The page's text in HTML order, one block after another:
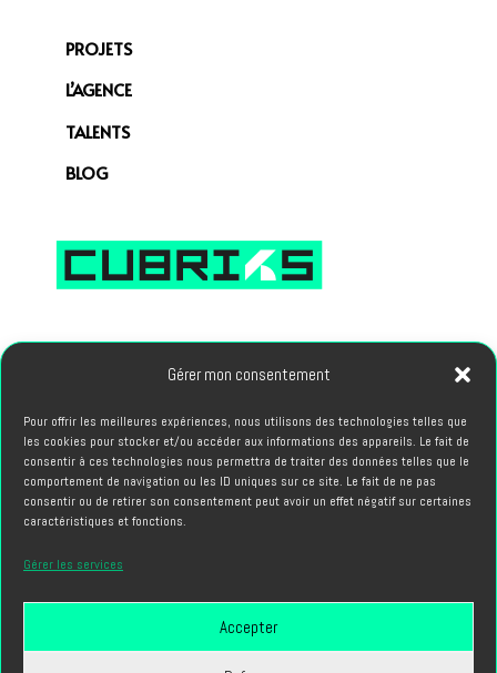
Gérer mon consentement
Pour offrir les meilleures expériences, nous utilisons des technologies telles que
les cookies pour stocker et/ou accéder aux informations des appareils. Le fait de
consentir à ces technologies nous permettra de traiter des données telles que le
comportement de navigation ou les ID uniques sur ce site. Le fait de ne pas
consentir ou de retirer son consentement peut avoir un effet négatif sur certaines
caractéristiques et fonctions.
Gérer les services
Accepter
PROJETS
L’AGENCE
TALENTS
BLOG
PROJETS
hello@cubriks.com
CANDIDATURES